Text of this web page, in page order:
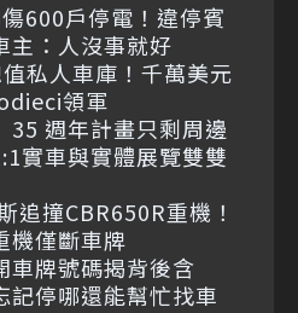
600戶停電！違停賓
主：人沒事就好
私人車庫！千萬美元
領軍
35 週年計畫只剩周邊
實車與實體展覽雙雙
追撞CBR650R重機！
機僅斷車牌
車牌號碼揭背後含
記停哪還能幫忙找車